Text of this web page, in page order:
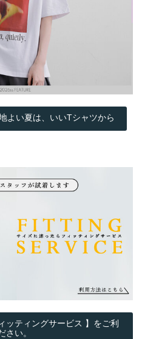
よい夏は、いいTシャツから
ッティングサービス 】をご利
さい。